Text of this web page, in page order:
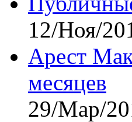
12/Ноя/
Арест
месяцев
29/Мар/